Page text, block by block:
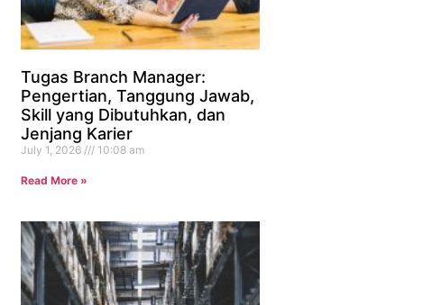
Tugas Branch Manager:
Pengertian, Tanggung Jawab,
Skill yang Dibutuhkan, dan
Jenjang Karier
July 1, 2026 10:08 am
Read More »